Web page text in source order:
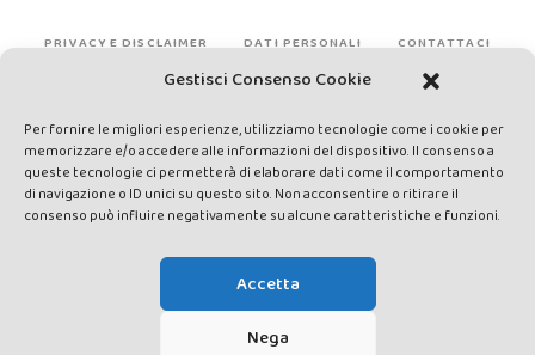
Gestisci Consenso Cookie
Per fornire le migliori esperienze, utilizziamo tecnologie come i cookie per
memorizzare e/o accedere alle informazioni del dispositivo. Il consenso a
queste tecnologie ci permetterà di elaborare dati come il comportamento
di navigazione o ID unici su questo sito. Non acconsentire o ritirare il
consenso può influire negativamente su alcune caratteristiche e funzioni.
Accetta
Nega
PRIVACY E DISCLAIMER DATI PERSONALI CONTATTACI
rights reserved - Testata registrata presso il Tribunale di Siena con
autorizzazione n°1 del 12/04/2014 - Direttrice Responsabile: Chiara
Cacace - E-mail: direzione@lavaldichiana.it - Editore: Valdichiana
Media Srl – P.IVA e C.F. 01377300528 –